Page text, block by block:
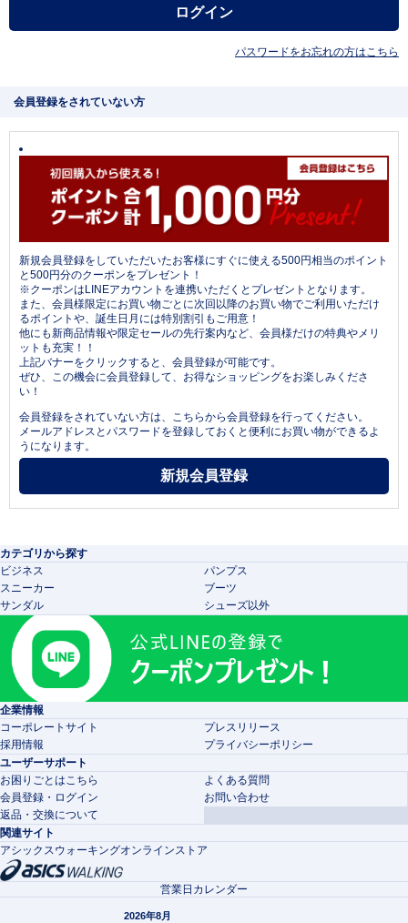
パスワードをお忘れの方はこちら
会員登録をされていない方
新規会員登録をしていただいたお客様にすぐに使える500円相当のポイント
と500円分のクーポンをプレゼント！
※クーポンはLINEアカウントを連携いただくとプレゼントとなります。
また、会員様限定にお買い物ごとに次回以降のお買い物でご利用いただけ
るポイントや、誕生日月には特別割引もご用意！
他にも新商品情報や限定セールの先行案内など、会員様だけの特典やメリ
ットも充実！！
上記バナーをクリックすると、会員登録が可能です。
ぜひ、この機会に会員登録して、お得なショッピングをお楽しみくださ
い！
会員登録をされていない方は、こちらから会員登録を行ってください。
メールアドレスとパスワードを登録しておくと便利にお買い物ができるよ
うになります。
カテゴリから探す
ビジネス
パンプス
スニーカー
ブーツ
サンダル
シューズ以外
企業情報
コーポレートサイト
プレスリリース
採用情報
プライバシーポリシー
ユーザーサポート
お困りごとはこちら
よくある質問
会員登録・ログイン
お問い合わせ
返品・交換について
関連サイト
アシックスウォーキングオンラインストア
営業日カレンダー
2026年8月